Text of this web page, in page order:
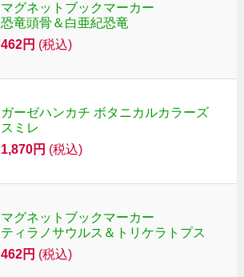
マグネットブックマーカー
恐竜頭骨＆白亜紀恐竜
462円 (税込)
ガーゼハンカチ ボタニカルカラーズ
スミレ
1,870円 (税込)
マグネットブックマーカー
ティラノサウルス＆トリケラトプス
462円 (税込)